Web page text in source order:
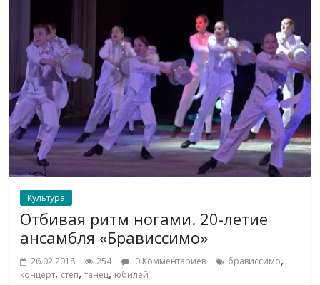
Культура
Отбивая ритм ногами. 20-летие
ансамбля «Брависсимо»
26.02.2018 254 0 Комментариев брависсимо,
концерт, степ,танец, юбилей